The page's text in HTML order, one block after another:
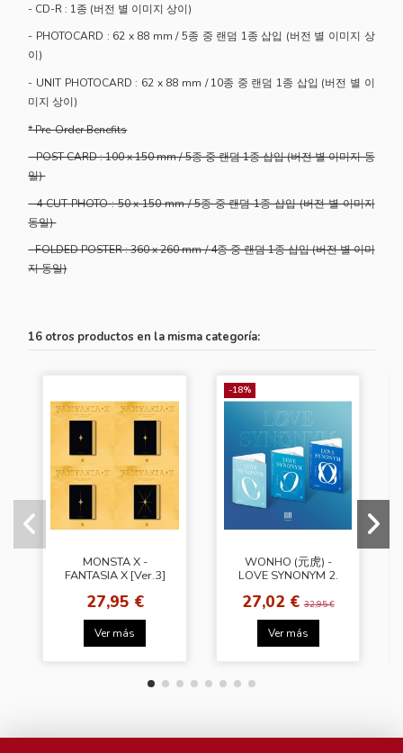
- CD-R : 1종 (버전 별 이미지 상이)
- PHOTOCARD : 62 x 88 mm / 5종 중 랜덤 1종 삽입 (버전 별 이미지 상
이)
- UNIT PHOTOCARD : 62 x 88 mm / 10종 중 랜덤 1종 삽입 (버전 별 이
미지 상이)
* Pre-Order Benefits
- POST CARD : 100 x 150 mm / 5종 중 랜덤 1종 삽입 (버전 별 이미지 동
일)
- 4 CUT PHOTO : 50 x 150 mm / 5종 중 랜덤 1종 삽입 (버전 별 이미지
동일)
- FOLDED POSTER : 360 x 260 mm / 4종 중 랜덤 1종 삽입 (버전 별 이미
지 동일)
16 otros productos en la misma categoría:
MONSTA X -
FANTASIA X [Ver.3]
27,95 €
Ver más
-18%
WONHO (元虎) -
LOVE SYNONYM 2.
27,02 €32,95 €
Ver más